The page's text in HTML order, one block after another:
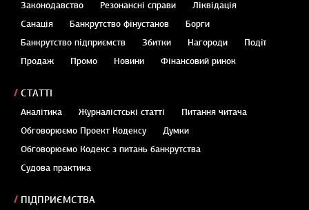
Законодавство Резонансні справи
Ліквідація
Санація
Банкрутство фінустанов
Борги
Банкрутство підприємств
Збитки Нагороди
Події
Продаж
Промо Новини Фінансовий ринок
СТАТТІ
Аналітика Журналістські статті
Питання читача
Обговорюємо Проект Кодексу
Думки
Обговорюємо Кодекс з питань банкрутства
Судова практика
ПІДПРИЄМСТВА